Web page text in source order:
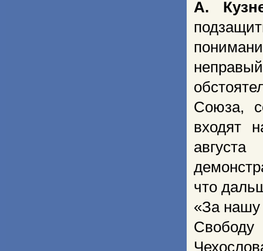
А.
Союза,
входят
что
«За нашу
Свободу